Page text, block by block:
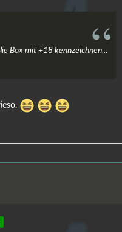
Box mit +18 kennzeichnen...